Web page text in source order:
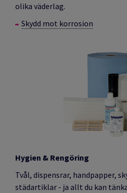
olika väderlag.
Skydd mot korrosion
Hygien & Rengöring
Tvål, dispensrar, handpapper,
städartiklar - ja allt du kan